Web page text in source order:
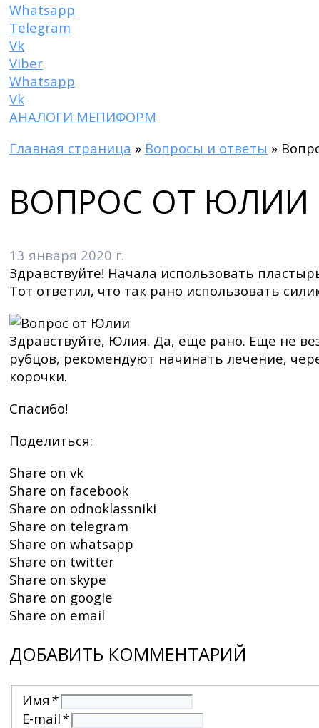
Whatsapp
Telegram
Vk
Viber
Whatsapp
Vk
АНАЛОГИ МЕПИФОРМ
Главная страница » Вопросы и ответы »
ВОПРОС ОТ ЮЛИИ
13 января 2020 г.
Здравствуйте! Начала использовать
Тот ответил, что так рано использовать
Здравствуйте, Юлия. Да, еще рано. Еще не
рубцов, рекомендуют начинать лечение,
корочки.
Спасибо!
Поделиться:
Share on vk
Share on facebook
Share on odnoklassniki
Share on telegram
Share on whatsapp
Share on twitter
Share on skype
Share on google
Share on email
ДОБАВИТЬ КОММЕНТАРИЙ
Имя *
E-mail*